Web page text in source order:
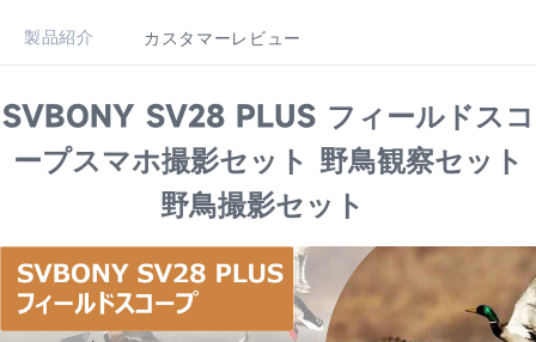
製品紹介 カスタマーレビュー
SVBONY SV28 PLUS フィールドスコ
ープスマホ撮影セット 野鳥観察セット
野鳥撮影セット